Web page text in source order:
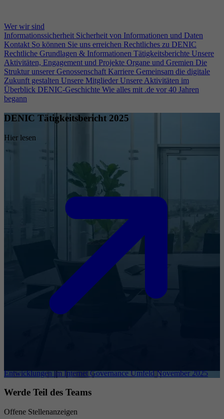
Wer wir sind
Informationssicherheit Sicherheit von Informationen und Daten
Kontakt So können Sie uns erreichen Rechtliches zu DENIC
Rechtliche Grundlagen & Informationen Tätigkeitsberichte Unsere
Aktivitäten, Engagement und Projekte Organe und Gremien Die
Struktur unserer Genossenschaft Karriere Gemeinsam die digitale
Zukunft gestalten Unsere Mitglieder Unsere Aktivitäten im
Überblick DENIC-Geschichte Wie alles mit .de vor 40 Jahren
begann
DENIC Tätigkeitsbericht 2025
Hier lesen
Entwicklungen im Internet Governance Umfeld November 2025
Werde Teil des Teams
Offene Stellenanzeigen